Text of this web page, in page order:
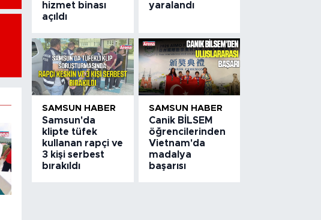
hizmet binası
açıldı
yaralandı
SAMSUN HABER
Samsun'da
klipte tüfek
kullanan rapçi ve
3 kişi serbest
bırakıldı
SAMSUN HABER
Canik BİLSEM
öğrencilerinden
Vietnam'da
madalya
başarısı